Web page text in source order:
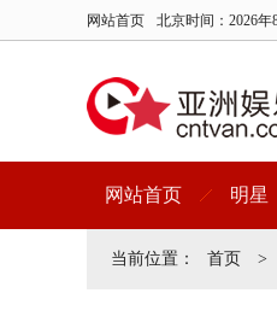
网站首页 北京时间： 2026年
网站首页 明星
当前位置： 首页 >